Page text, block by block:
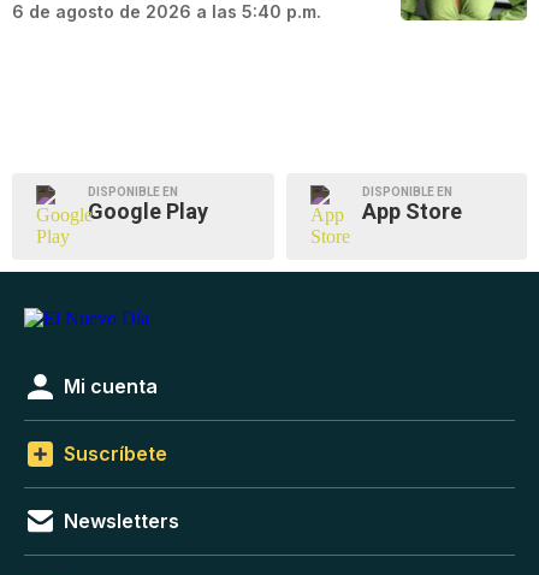
6 de agosto de 2026 a las 5:40 p.m.
DISPONIBLE EN
Google Play
DISPONIBLE EN
App Store
Mi cuenta
Suscríbete
Newsletters